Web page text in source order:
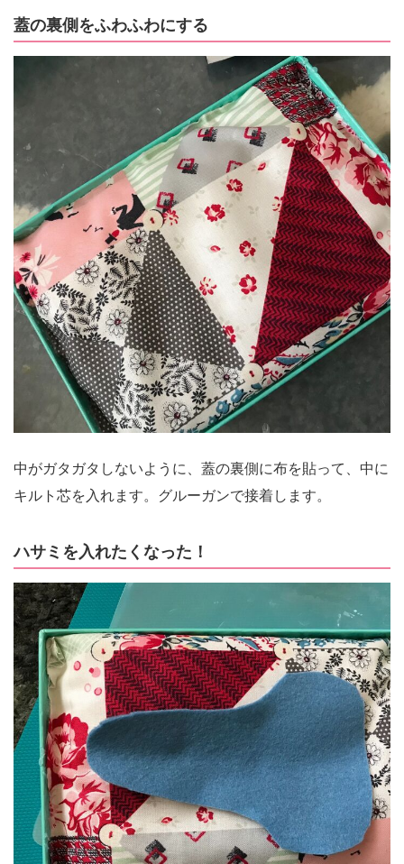
蓋の裏側をふわふわにする
中がガタガタしないように、蓋の裏側に布を貼って、中に
キルト芯を入れます。グルーガンで接着します。
ハサミを入れたくなった！